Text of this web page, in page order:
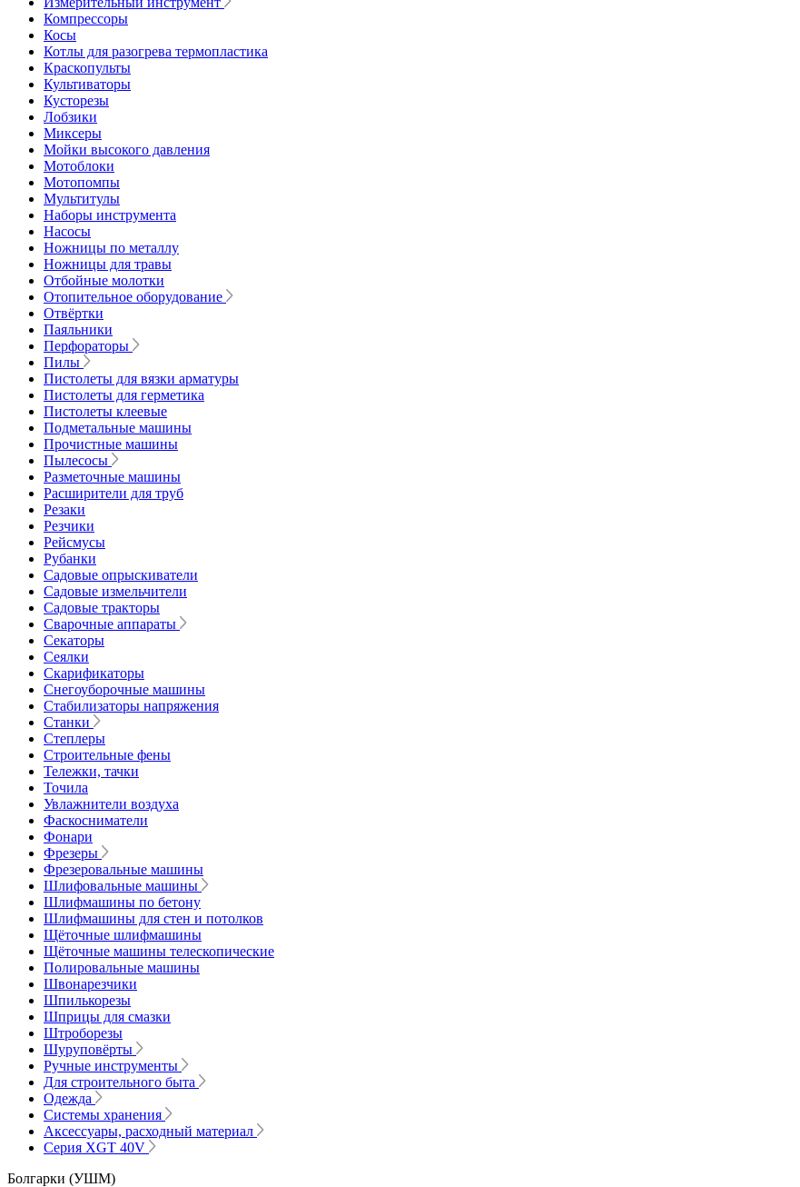
Компрессоры
Косы
Котлы для разогрева термопластика
Краскопульты
Культиваторы
Кусторезы
Лобзики
Миксеры
Мойки высокого давления
Мотоблоки
Мотопомпы
Мультитулы
Наборы инструмента
Насосы
Ножницы по металлу
Ножницы для травы
Отбойные молотки
Отопительное оборудование
Отвёртки
Паяльники
Перфораторы
Пилы
Пистолеты для вязки арматуры
Пистолеты для герметика
Пистолеты клеевые
Подметальные машины
Прочистные машины
Пылесосы
Разметочные машины
Расширители для труб
Резаки
Резчики
Рейсмусы
Рубанки
Садовые опрыскиватели
Садовые измельчители
Садовые тракторы
Сварочные аппараты
Секаторы
Сеялки
Скарификаторы
Снегоуборочные машины
Стабилизаторы напряжения
Станки
Степлеры
Строительные фены
Тележки, тачки
Точила
Увлажнители воздуха
Фаскосниматели
Фонари
Фрезеры
Фрезеровальные машины
Шлифовальные машины
Шлифмашины по бетону
Шлифмашины для стен и потолков
Щёточные шлифмашины
Щёточные машины телескопические
Полировальные машины
Швонарезчики
Шпилькорезы
Шприцы для смазки
Штроборезы
Шуруповёрты
Ручные инструменты
Для строительного быта
Одежда
Системы хранения
Аксессуары, расходный материал
Серия XGT 40V
Болгарки (УШМ)